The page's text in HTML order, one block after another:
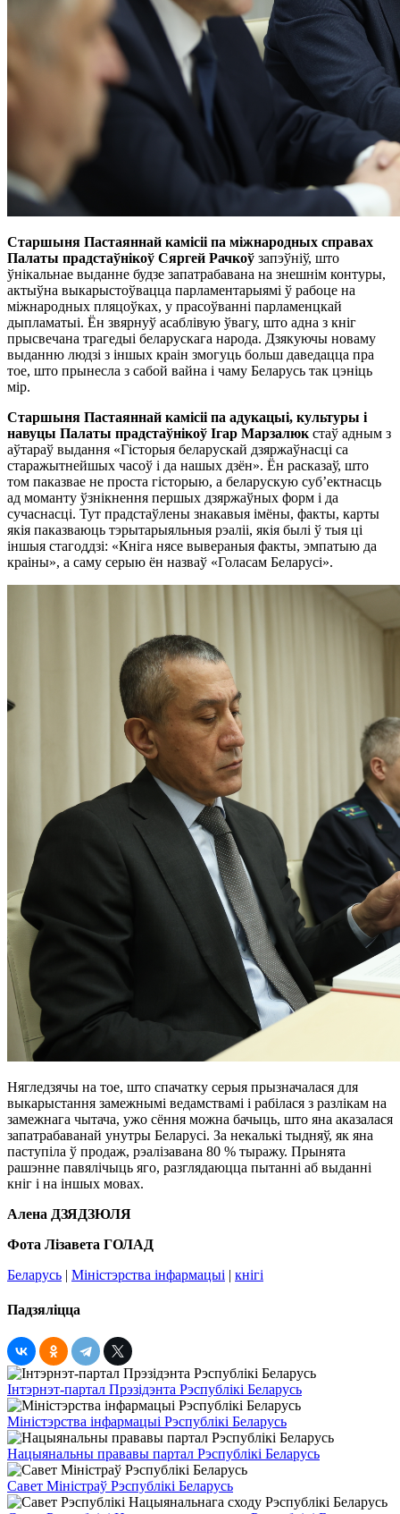
Старшыня Пастаяннай камісіі па міжнародных справах
Палаты прадстаўнікоў Сяргей Рачкоў запэўніў, што
ўнікальнае выданне будзе запатрабавана на знешнім контуры,
актыўна выкарыстоўвацца парламентарыямі ў рабоце на
міжнародных пляцоўках, у прасоўванні парламенцкай
дыпламатыі. Ён звярнуў асаблівую ўвагу, што адна з кніг
прысвечана трагедыі беларускага народа. Дзякуючы новаму
выданню людзі з іншых краін змогуць больш даведацца пра
тое, што прынесла з сабой вайна і чаму Беларусь так цэніць
мір.
Старшыня Пастаяннай камісіі па адукацыі, культуры і
навуцы Палаты прадстаўнікоў Ігар Марзалюк стаў адным з
аўтараў выдання «Гісторыя беларускай дзяржаўнасці са
старажытнейшых часоў і да нашых дзён». Ён расказаў, што
том паказвае не проста гісторыю, а беларускую суб’ектнасць
ад моманту ўзнікнення першых дзяржаўных форм і да
сучаснасці. Тут прадстаўлены знакавыя імёны, факты, карты
якія паказваюць тэрытарыяльныя рэаліі, якія былі ў тыя ці
іншыя стагоддзі: «Кніга нясе вывераныя факты, эмпатыю да
краіны», а саму серыю ён назваў «Голасам Беларусі».
Нягледзячы на тое, што спачатку серыя прызначалася для
выкарыстання замежнымі ведамствамі і рабілася з разлікам на
замежнага чытача, ужо сёння можна бачыць, што яна аказалася
запатрабаванай унутры Беларусі. За некалькі тыдняў, як яна
паступіла ў продаж, рэалізавана 80 % тыражу. Прынята
рашэнне павялічыць яго, разглядаюцца пытанні аб выданні
кніг і на іншых мовах.
Алена ДЗЯДЗЮЛЯ
Фота Лізавета ГОЛАД
Беларусь | Міністэрства інфармацыі | кнігі
Падзяліцца
Інтэрнэт-партал Прэзідэнта Рэспублікі Беларусь
Міністэрства інфармацыі Рэспублікі Беларусь
Нацыянальны прававы партал Рэспублікі Беларусь
Савет Міністраў Рэспублікі Беларусь